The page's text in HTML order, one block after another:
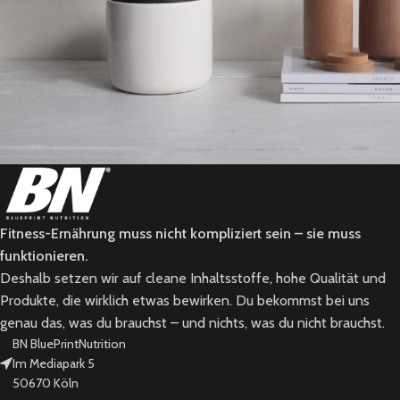
Potenti parturient parturie
Fitness-Ernährung muss nicht kompliziert sein – sie muss
funktionieren.
Deshalb setzen wir auf cleane Inhaltsstoffe, hohe Qualität und
Produkte, die wirklich etwas bewirken. Du bekommst bei uns
genau das, was du brauchst – und nichts, was du nicht brauchst.
BN BluePrintNutrition
Im Mediapark 5
50670 Köln